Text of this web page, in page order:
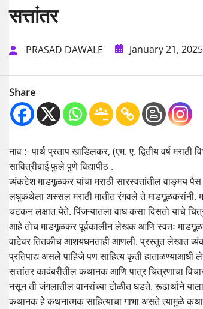
सत्तांतर
PRASAD DAWALE January 21, 2025
Share
नाव :- पार्थ प्रताप खाडिलकर, (एम. ए. द्वितीय वर्ष मराठी
सावित्रीबाई फुले पुणे विद्यापीठ .
व्यंकटेश माडगूळकर यांचा मराठी सारस्वतांतील वाङ्मय
लघुकथेला अस्सल मराठी मातीत रंगवले ते माडगूळकरांनी.
चटकन लक्षात येते. पिंजऱ्यातला वाघ कसा दिसतो याचे
आहे तोच माडगूळकर पूर्वकालीन लेखक आणि स्वतः माडगूळकर
वाटेवर तितकीच आशयघनताही आणली. प्रस्तुत लेखात
प्रतिपाद्य असले पाहिजे पण साहित्य कृती
सत्तांतर कादंबरीतील कथानक आणि पात्र चित्रणाचा
नसून ती जंगलातील वानरांच्या टोळीत घडते. रूढार्थाने
कथानक हे कथनात्मक साहित्याचा गाभा असते त्यामुळे